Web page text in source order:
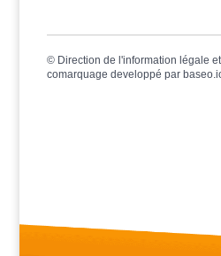
© Direction de l'information légale
comarquage developpé par